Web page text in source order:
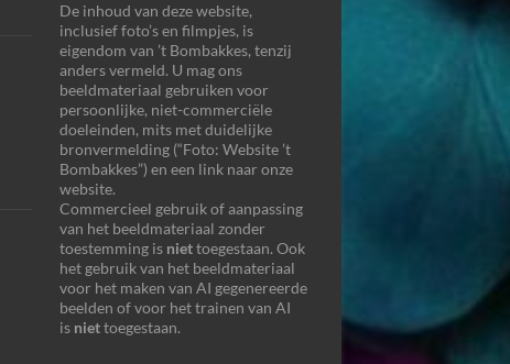
De inhoud van deze website,
inclusief foto’s en filmpjes, is
eigendom van ’t Bombakkes, tenzij
anders vermeld. U mag ons
beeldmateriaal gebruiken voor
persoonlijke, niet-commerciële
doeleinden, mits met duidelijke
bronvermelding (“Foto: Website ’t
Bombakkes”) en een link naar onze
website.
Commercieel gebruik of aanpassing
van het beeldmateriaal zonder
toestemming is niettoegestaan. Ook
het gebruik van het beeldmateriaal
voor het maken van AI gegenereerde
beelden of voor het trainen van AI
is niettoegestaan.